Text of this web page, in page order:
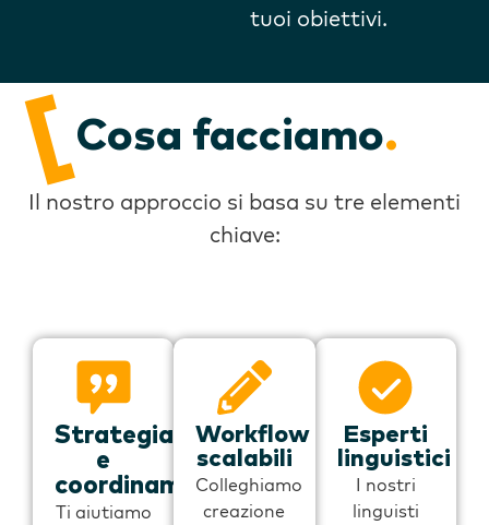
tuoi obiettivi.
Cosa facciamo.
Il nostro approccio si basa su tre elementi
chiave:
Esperti
linguistici
I nostri
linguisti
Strategia
e
coordinamento
Ti aiutiamo
Workflow
scalabili
Colleghiamo
creazione